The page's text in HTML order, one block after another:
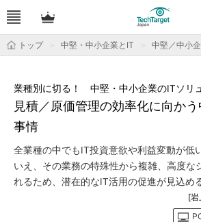
トップ 中堅・中小企業とIT 中堅／中小
見積／原価管理の効率化に向か
事情
業種別に切る！ 中堅・中小企業のITソリ
全業種の中でもIT投資意欲や利益変動が低
いえ、その業務の特殊性から複雑、高度な
れるため、潜在的なIT活用の促進が見込め
[岩